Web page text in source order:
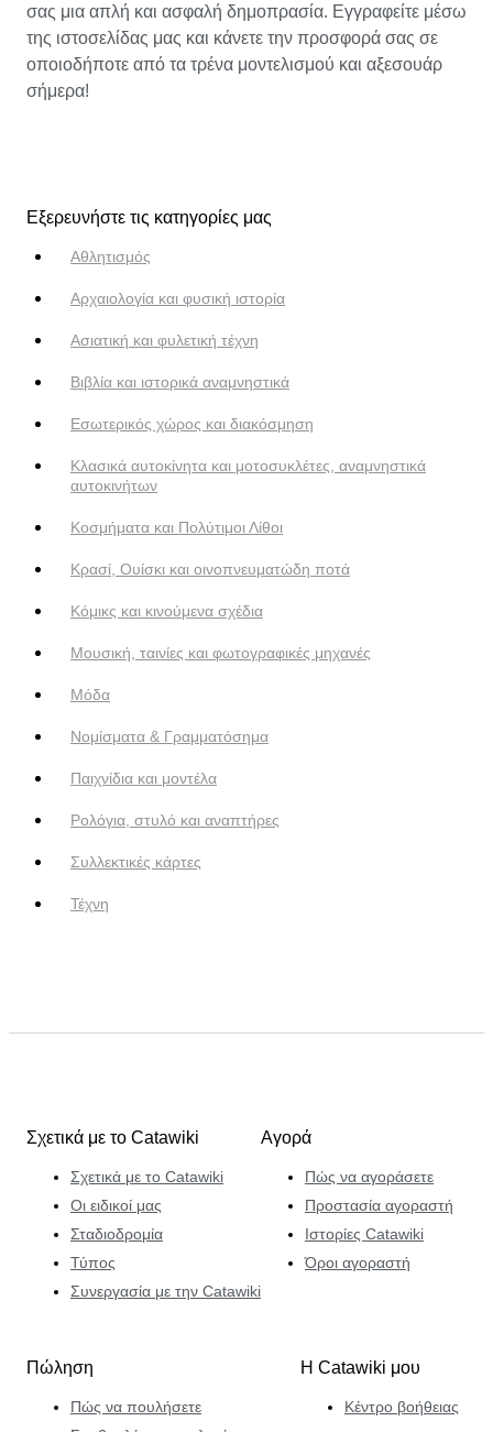
σας μια απλή και ασφαλή δημοπρασία. Εγγραφείτε μέσω
της ιστοσελίδας μας και κάνετε την προσφορά σας σε
οποιοδήποτε από τα τρένα μοντελισμού και αξεσουάρ
σήμερα!
Εξερευνήστε τις κατηγορίες μας
Αθλητισμός
Αρχαιολογία και φυσική ιστορία
Ασιατική και φυλετική τέχνη
Βιβλία και ιστορικά αναμνηστικά
Εσωτερικός χώρος και διακόσμηση
Κλασικά αυτοκίνητα και μοτοσυκλέτες, αναμνηστικά
αυτοκινήτων
Κοσμήματα και Πολύτιμοι Λίθοι
Κρασί, Ουίσκι και οινοπνευματώδη ποτά
Κόμικς και κινούμενα σχέδια
Μουσική, ταινίες και φωτογραφικές μηχανές
Μόδα
Νομίσματα & Γραμματόσημα
Παιχνίδια και μοντέλα
Ρολόγια, στυλό και αναπτήρες
Συλλεκτικές κάρτες
Τέχνη
Σχετικά με το Catawiki
Σχετικά με το Catawiki
Οι ειδικοί μας
Σταδιοδρομία
Τύπος
Συνεργασία με την Catawiki
Αγορά
Πώς να αγοράσετε
Προστασία αγοραστή
Ιστορίες Catawiki
Όροι αγοραστή
Πώληση
Πώς να πουλήσετε
Η Catawiki μου
Κέντρο βοήθειας